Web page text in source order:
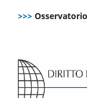
>>>